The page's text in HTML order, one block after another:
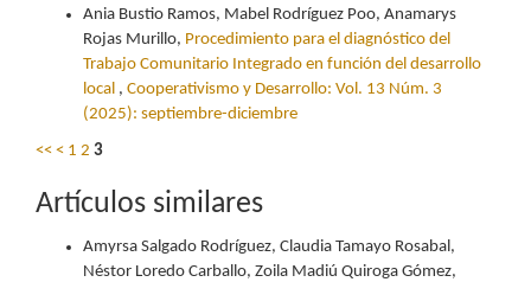
Ania Bustio Ramos, Mabel Rodríguez Poo, Anamarys
Rojas Murillo, Procedimiento para el diagnóstico del
Trabajo Comunitario Integrado en función del desarrollo
local , Cooperativismo y Desarrollo: Vol. 13 Núm. 3
(2025): septiembre-diciembre
<< < 1 2 3
Artículos similares
Amyrsa Salgado Rodríguez, Claudia Tamayo Rosabal,
Néstor Loredo Carballo, Zoila Madiú Quiroga Gómez,